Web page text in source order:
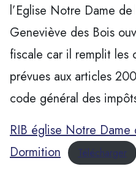
l’Eglise Notre Dame de
Geneviève des Bois
fiscale car il remplit les
prévues aux articles
code général des
RIB église Notre Dame
Dormition
Télécharger